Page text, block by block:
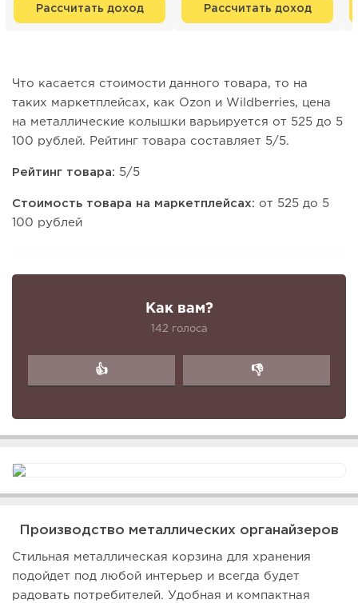
Рассчитать доход Рассчитать доход
Что касается стоимости данного товара, то на
таких маркетплейсах, как Ozon и Wildberries, цена
на металлические колышки варьируется от 525 до 5
100 рублей. Рейтинг товара составляет 5/5.
Рейтинг товара: 5/5
Стоимость товара на маркетплейсах: от 525 до 5
100 рублей
Как вам?
142 голоса
👍 👎
Производство металлических органайзеров
Стильная металлическая корзина для хранения
подойдет под любой интерьер и всегда будет
радовать потребителей. Удобная и компактная